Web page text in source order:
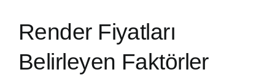
Render Fiyatları
Belirleyen Faktörler